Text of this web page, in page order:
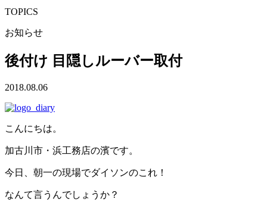
TOPICS
お知らせ
後付け 目隠しルーバー取付
2018.08.06
こんにちは。
加古川市・浜工務店の濱です。
今日、朝一の現場でダイソンのこれ！
なんて言うんでしょうか？